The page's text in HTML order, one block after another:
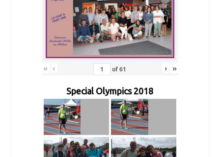
« ‹ of61 › »
Special Olympics 2018